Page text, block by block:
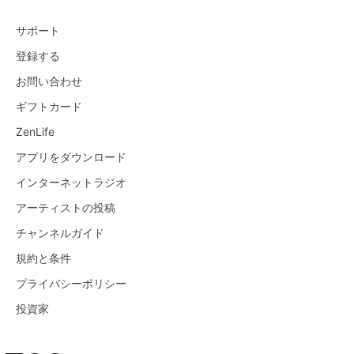
サポート
登録する
お問い合わせ
ギフトカード
ZenLife
アプリをダウンロード
インターネットラジオ
アーティストの投稿
チャンネルガイド
規約と条件
プライバシーポリシー
投資家